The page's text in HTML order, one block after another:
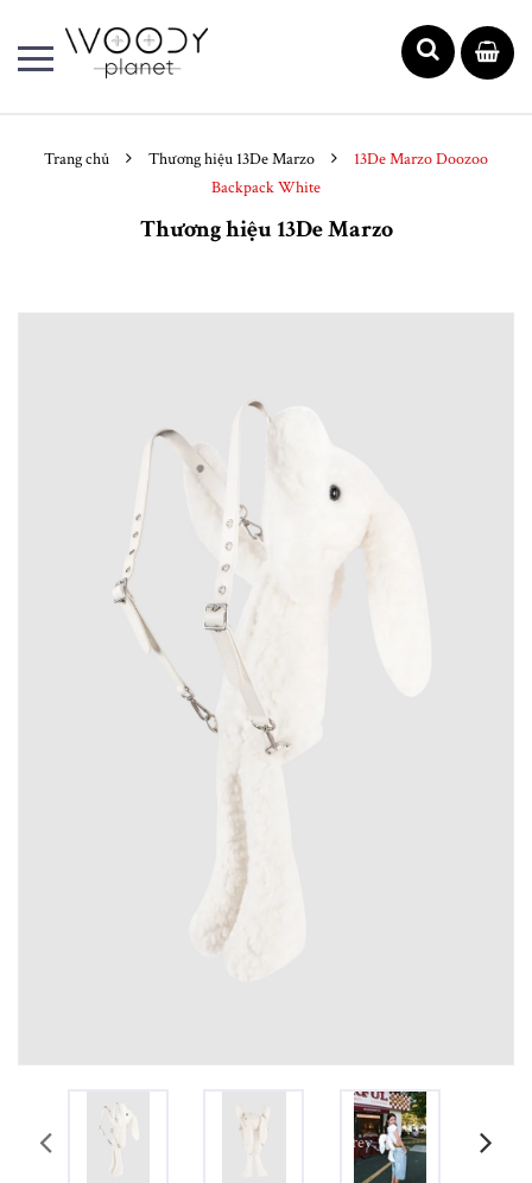
Trang chủ Thương hiệu 13De Marzo
13De Marzo Doozoo
Backpack White
Thương hiệu 13De Marzo
prev